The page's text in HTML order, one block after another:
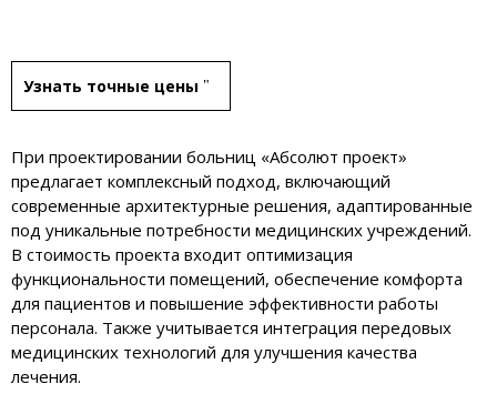
Узнать точные цены
При проектировании больниц «Абсолют проект»
предлагает комплексный подход, включающий
современные архитектурные решения, адаптированные
под уникальные потребности медицинских учреждений.
В стоимость проекта входит оптимизация
функциональности помещений, обеспечение комфорта
для пациентов и повышение эффективности работы
персонала. Также учитывается интеграция передовых
медицинских технологий для улучшения качества
лечения.